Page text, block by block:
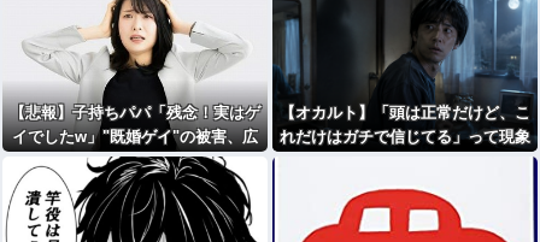
【悲報】子持ちパパ「残念！実はゲ
イでしたw」"既婚ゲイ"の被害、広
がる……
【オカルト】「頭は正常だけど、こ
れだけはガチで信じてる」って現象